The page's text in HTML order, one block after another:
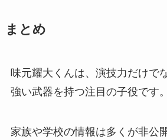
まとめ
味元耀大くんは、演技力だけで
強い武器を持つ注目の子役です。
家族や学校の情報は多くが非公